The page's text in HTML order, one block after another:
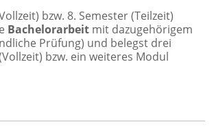
bzw. 8. Semester (Teilzeit)
Bachelorarbeit mit dazugehörigem
Prüfung) und belegst drei
bzw. ein weiteres Modul